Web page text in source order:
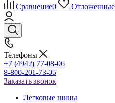
Сравнение0 Отложенные
Телефоны
+7 (4942) 77-08-06
8-800-201-73-05
Заказать звонок
Легковые шины